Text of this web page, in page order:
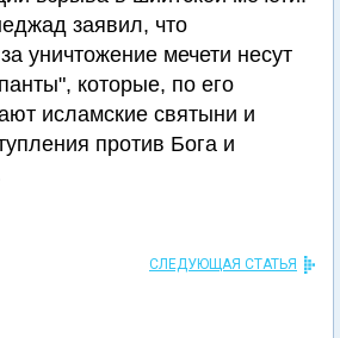
заявил, что
уничтожение мечети несут
которые, по его
исламские святыни и
против Бога и
СЛЕДУЮЩАЯ СТАТЬЯ